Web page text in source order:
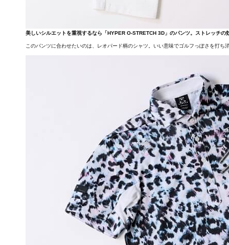
美しいシルエットを重視するなら「HYPER O-STRETCH 3D」のパンツ。ストレッチの
このパンツに合わせたいのは、レオパード柄のシャツ。いい意味でゴルフっぽさを打